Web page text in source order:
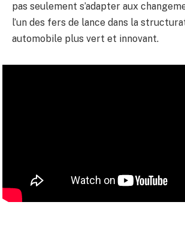
pas seulement s’adapter aux
l’un des fers de lance dans la
automobile plus vert et innovant.